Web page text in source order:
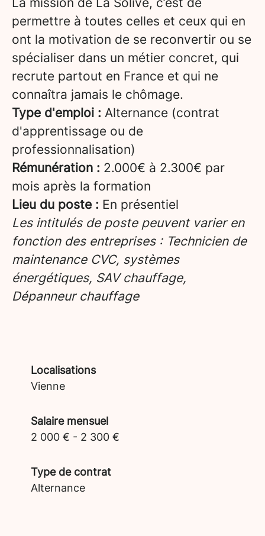
permettre à toutes celles et ceux qui en
ont la motivation de se reconvertir ou se
spécialiser dans un métier concret, qui
recrute partout en France et qui ne
connaîtra jamais le chômage.
Type d'emploi : Alternance (contrat
d'apprentissage ou de
professionnalisation)
Rémunération : 2.000€ à 2.300€ par
mois après la formation
Lieu du poste : En présentiel
Les intitulés de poste peuvent varier en
fonction des entreprises : Technicien de
maintenance CVC, systèmes
énergétiques, SAV chauffage,
Dépanneur chauffage
Localisations
Vienne
Salaire mensuel
2 000 € - 2 300 €
Type de contrat
Alternance